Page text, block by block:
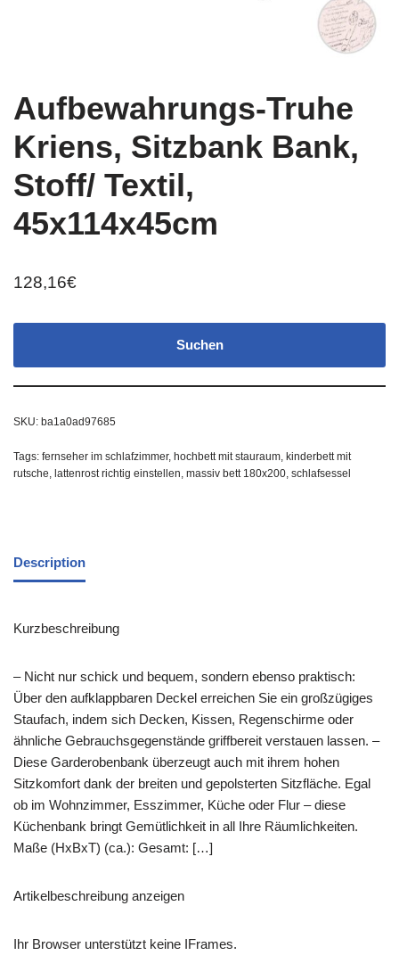
Aufbewahrungs-Truhe
Kriens, Sitzbank Bank,
Stoff/ Textil,
45x114x45cm
128,16€
Suchen
SKU: ba1a0ad97685
Tags: fernseher im schlafzimmer, hochbett mit stauraum, kinderbett mit
rutsche, lattenrost richtig einstellen, massiv bett 180x200, schlafsessel
Description
Kurzbeschreibung
– Nicht nur schick und bequem, sondern ebenso praktisch:
Über den aufklappbaren Deckel erreichen Sie ein großzügiges
Staufach, indem sich Decken, Kissen, Regenschirme oder
ähnliche Gebrauchsgegenstände griffbereit verstauen lassen. –
Diese Garderobenbank überzeugt auch mit ihrem hohen
Sitzkomfort dank der breiten und gepolsterten Sitzfläche. Egal
ob im Wohnzimmer, Esszimmer, Küche oder Flur – diese
Küchenbank bringt Gemütlichkeit in all Ihre Räumlichkeiten.
Maße (HxBxT) (ca.): Gesamt: […]
Artikelbeschreibung anzeigen
Ihr Browser unterstützt keine IFrames.